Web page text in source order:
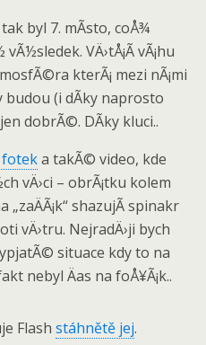
byl 7. mÃ­sto, coÅ¾
VÄ›tÅ¡Ã­ vÃ¡hu
kterÃ¡ mezi nÃ¡mi
budou (i dÃ­ky naprosto
dobrÃ©. DÃ­ky kluci..
foteka takÃ© video, kde
vÄ›ci – obrÃ¡tku kolem
„zaÄÃ¡k“ shazujÃ­ spinakr
vÄ›tru. NejradÄ›ji bych
situace kdy to na
nebyl Äas na foÅ¥Ã¡k..
Flash stáhnětě jej.